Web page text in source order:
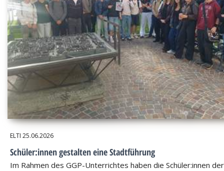
ELTI 25.06.2026
Schüler:innen gestalten eine Stadtführung
Im Rahmen des GGP-Unterrichtes haben die Schüler:innen der